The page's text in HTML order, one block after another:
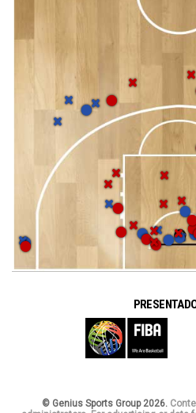
© Genius Sports Group 2026.